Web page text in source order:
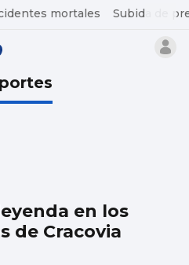
mortales Subida de
en los
de Cracovia